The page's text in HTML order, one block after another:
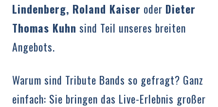
Lindenberg, Roland Kaiser oder Dieter
Thomas Kuhn sind Teil unseres breiten
Angebots.
Warum sind Tribute Bands so gefragt? Ganz
einfach: Sie bringen das Live-Erlebnis großer